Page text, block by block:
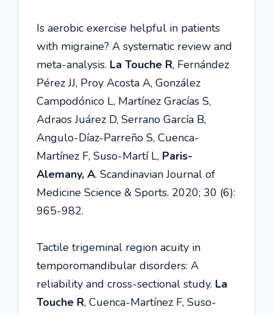
Is aerobic exercise helpful in patients
with migraine? A systematic review and
meta-analysis. La Touche R, Fernández
Pérez JJ, Proy Acosta A, González
Campodónico L, Martínez Gracías S,
Adraos Juárez D, Serrano García B,
Angulo-Díaz-Parreño S, Cuenca-
Martínez F, Suso-Martí L, Paris-
Alemany, A. Scandinavian Journal of
Medicine Science & Sports. 2020; 30 (6):
965-982.
Tactile trigeminal region acuity in
temporomandibular disorders: A
reliability and cross-sectional study. La
Touche R, Cuenca-Martínez F, Suso-